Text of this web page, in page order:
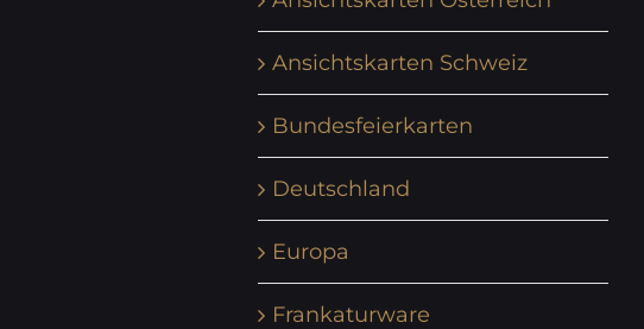
Ansichtskarten Schweiz
Bundesfeierkarten
Deutschland
Europa
Frankaturware